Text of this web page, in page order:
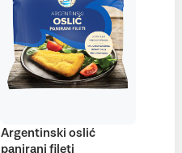
Argentinski oslić
panirani fileti